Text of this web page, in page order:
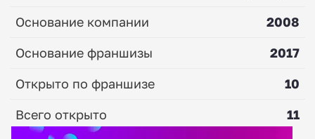
Основание компании
2008
Основание франшизы
2017
Открыто по франшизе
10
Всего открыто
11